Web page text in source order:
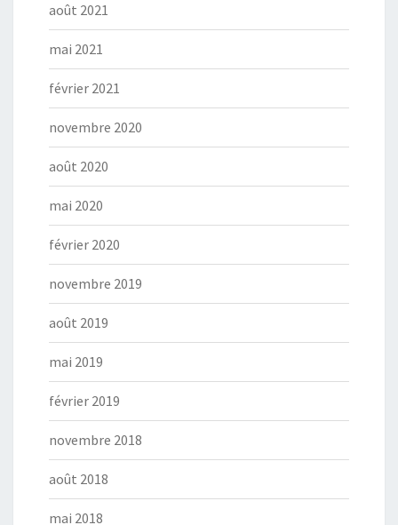
août 2021
mai 2021
février 2021
novembre 2020
août 2020
mai 2020
février 2020
novembre 2019
août 2019
mai 2019
février 2019
novembre 2018
août 2018
mai 2018